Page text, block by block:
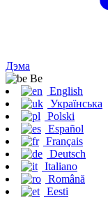
Дэма
Be
English
Українська
Polski
Español
Français
Deutsch
Italiano
Română
Eesti